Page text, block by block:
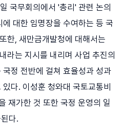
국무회의에서 '총리' 관련 논의
대한 임명장을 수여하는 등 국
한, 새만금개발청에 대해서는
라는 지시를 내리며 사업 추진의
정 전반에 걸쳐 효율성과 성과
다. 이성훈 청와대 국토교통비
재가한 것 또한 국정 운영의 일
다.